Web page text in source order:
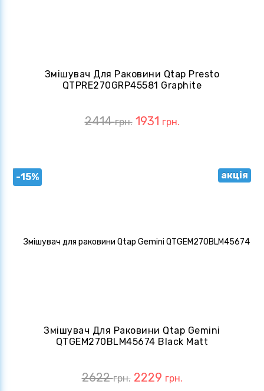
Змішувач Для Раковини Qtap Presto
QTPRE270GRP45581 Graphite
2414грн. 1931 грн.
-15% акція
Змішувач Для Раковини Qtap Gemini
QTGEM270BLM45674 Black Matt
2622грн. 2229 грн.